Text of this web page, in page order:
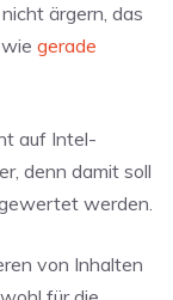
ärgern, das
gerade
auf Intel-
denn damit soll
werden.
von Inhalten